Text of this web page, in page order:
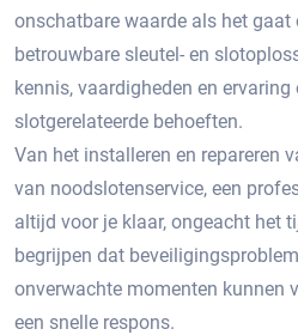
onschatbare waarde als het gaat
betrouwbare sleutel- en
kennis, vaardigheden en
slotgerelateerde behoeften.​
Van het installeren en repareren
van noodslotenservice, een
altijd voor je klaar, ongeacht het
begrijpen dat
onverwachte momenten kunnen
een snelle respons.​